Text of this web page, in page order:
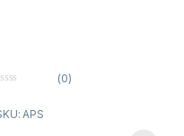
(0)
APS